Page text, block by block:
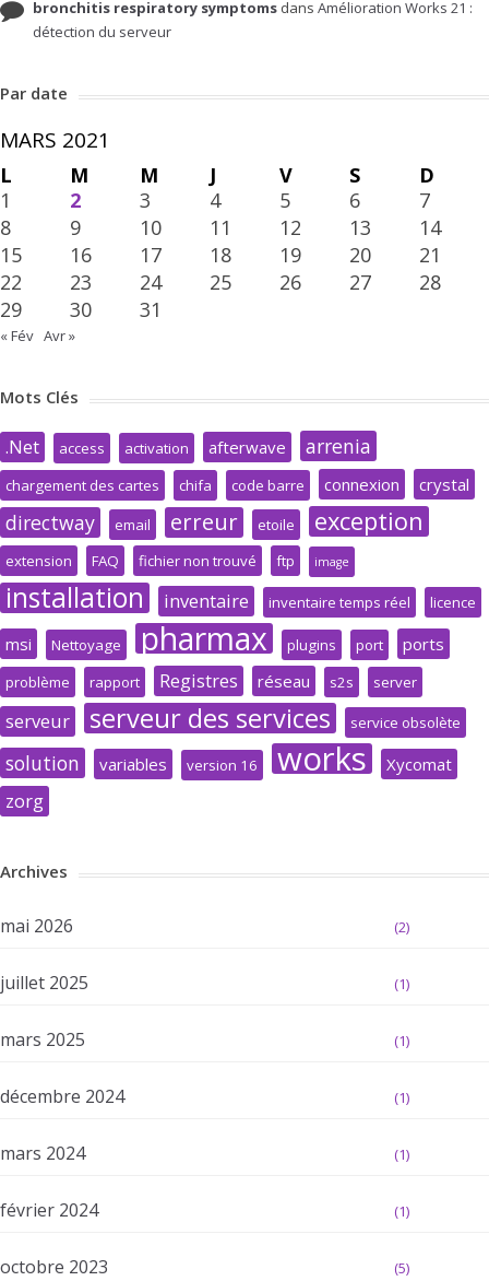
bronchitis respiratory symptoms dans Amélioration Works 21 :
détection du serveur
Par date
MARS 2021
L M M J V S
D
1
2 3 4 5 6
7
8
9 10 11 12 13
14
15
16 17 18 19 20
21
22
23 24 25 26 27
28
29
30 31
« Fév Avr »
Mots Clés
.Net access activation afterwave arrenia
chargement des cartes chifa code barre connexion crystal
directway email erreur etoile exception
extension FAQ fichier non trouvé ftp image
installation inventaire inventaire temps réel licence
msi Nettoyage pharmax plugins port ports
problème rapport Registres réseau s2s server
serveur serveur des services service obsolète
solution variables version 16 works Xycomat
zorg
Archives
mai 2026 (2)
juillet 2025 (1)
mars 2025 (1)
décembre 2024 (1)
mars 2024 (1)
février 2024 (1)
octobre 2023 (5)